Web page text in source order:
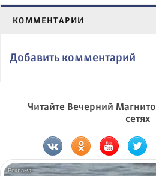
КОММЕНТАРИИ
Добавить комментарий
Читайте Вечерний
сетях